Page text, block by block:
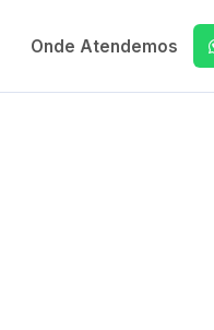
Onde Atendemos